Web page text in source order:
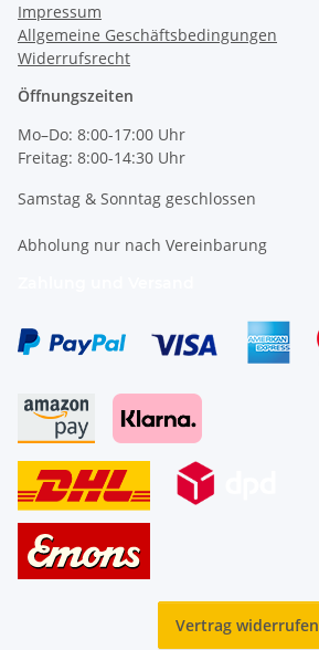
Impressum
Allgemeine Geschäftsbedingungen
Widerrufsrecht
Öffnungszeiten
Mo–Do: 8:00-17:00 Uhr
Freitag: 8:00-14:30 Uhr
Samstag & Sonntag geschlossen
Abholung nur nach Vereinbarung
Vertrag widerrufen